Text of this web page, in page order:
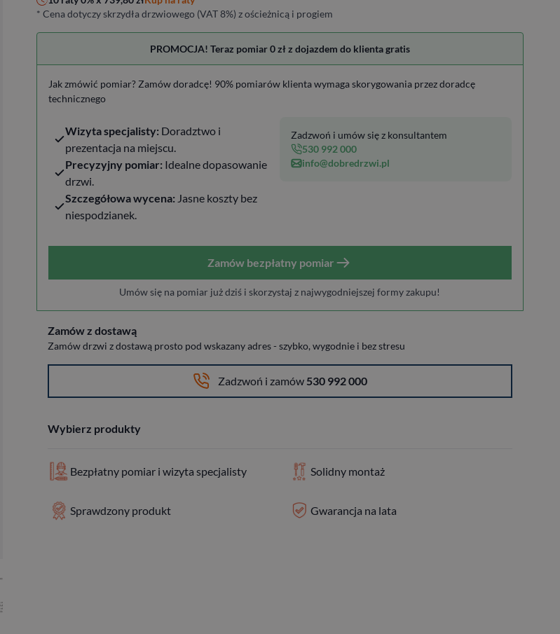
* Cena dotyczy skrzydła drzwiowego (VAT 8%) z ościeżnicą i progiem
PROMOCJA! Teraz pomiar 0 zł z dojazdem do klienta gratis
Jak zmówić pomiar? Zamów doradcę! 90% pomiarów klienta wymaga skorygowania przez doradcę
technicznego
Wizyta specjalisty: Doradztwo i
prezentacja na miejscu.
Precyzyjny pomiar: Idealne dopasowanie
drzwi.
Szczegółowa wycena: Jasne koszty bez
niespodzianek.
Zadzwoń i umów się z konsultantem
530 992 000
info@dobredrzwi.pl
Zamów bezpłatny pomiar
Umów się na pomiar już dziś i skorzystaj z najwygodniejszej formy zakupu!
Zamów z dostawą
Zamów drzwi z dostawą prosto pod wskazany adres - szybko, wygodnie i bez stresu
Zadzwoń i zamów 530 992 000
Wybierz produkty
Bezpłatny pomiar i wizyta specjalisty Solidny montaż
Sprawdzony produkt Gwarancja na lata